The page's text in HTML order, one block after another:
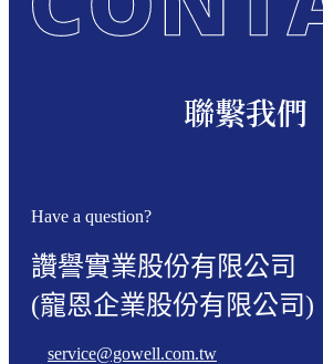
聯繫我們
Have a question?
讚譽實業股份有限公司
(寵恩企業股份有限公司)
service@gowell.com.tw